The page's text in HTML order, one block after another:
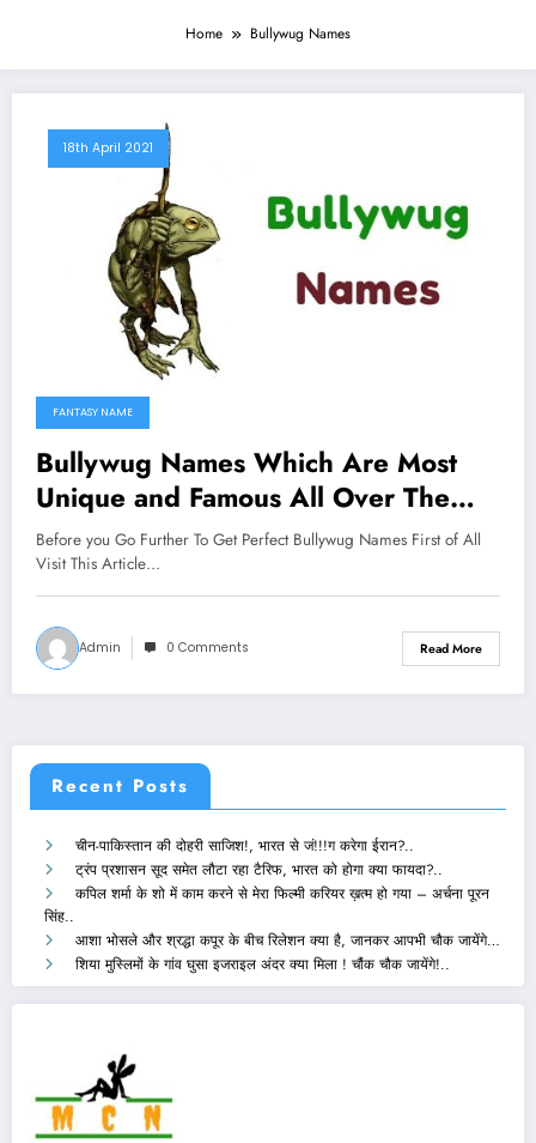
Home Bullywug Names
18th April 2021
FANTASY NAME
Bullywug Names Which Are Most
Unique and Famous All Over The
Worlds
Before you Go Further To Get Perfect Bullywug Names First of All
Visit This Article…
Admin 0 Comments Read More
Recent Posts
चीन-पाकिस्तान की दोहरी साजिश!, भारत से जं!!!ग करेगा ईरान?..
ट्रंप प्रशासन सूद समेत लौटा रहा टैरिफ, भारत को होगा क्या फायदा?..
कपिल शर्मा के शो में काम करने से मेरा फिल्मी करियर ख़त्म हो गया – अर्चना पूरन
सिंह..
आशा भोसले और श्रद्धा कपूर के बीच रिलेशन क्या है, जानकर आपभी चौक जायेंगे…
शिया मुस्लिमों के गांव घुसा इजराइल अंदर क्या मिला ! चौंक चौक जायेंगे!..